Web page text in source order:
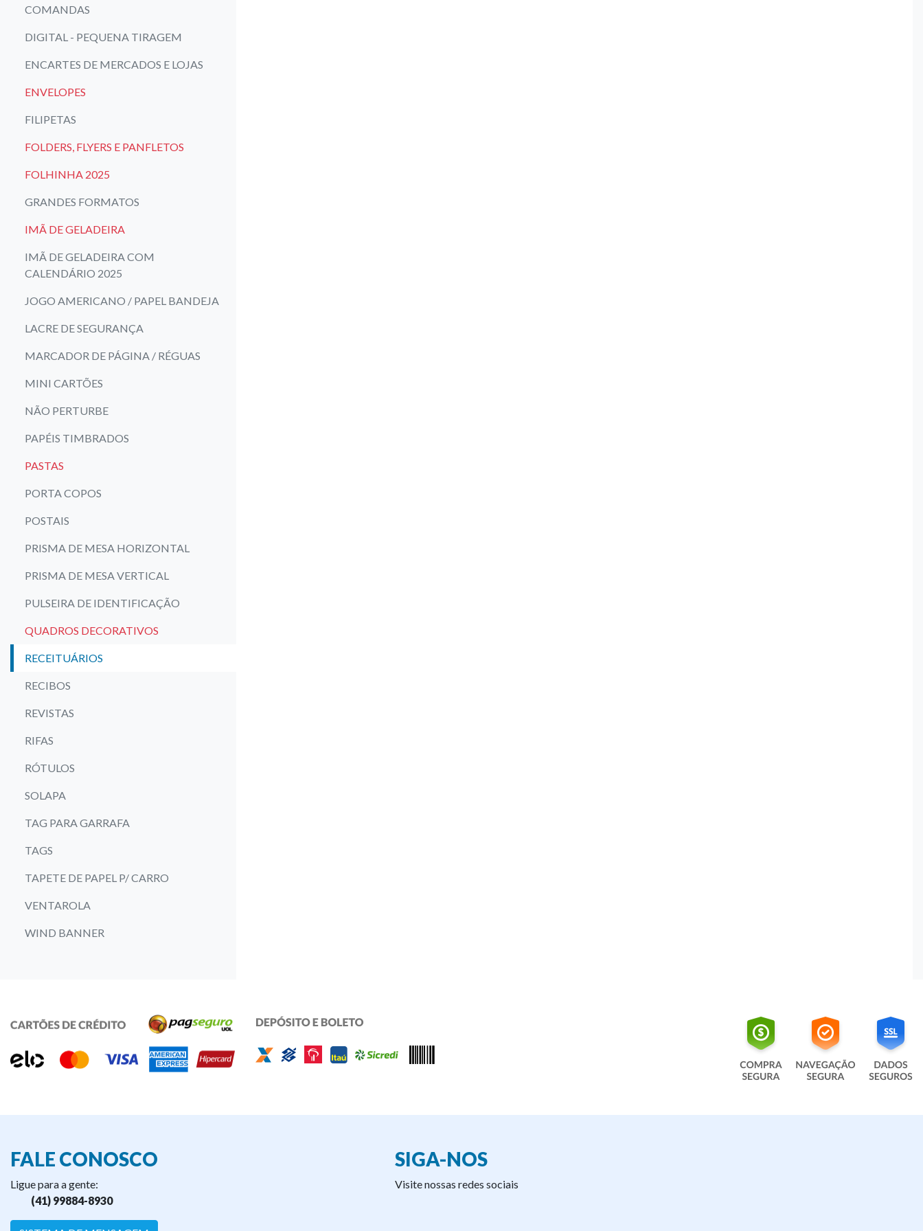
COMANDAS
DIGITAL - PEQUENA TIRAGEM
ENCARTES DE MERCADOS E LOJAS
ENVELOPES
FILIPETAS
FOLDERS, FLYERS E PANFLETOS
FOLHINHA 2025
GRANDES FORMATOS
IMÃ DE GELADEIRA
IMÃ DE GELADEIRA COM
CALENDÁRIO 2025
JOGO AMERICANO / PAPEL BANDEJA
LACRE DE SEGURANÇA
MARCADOR DE PÁGINA / RÉGUAS
MINI CARTÕES
NÃO PERTURBE
PAPÉIS TIMBRADOS
PASTAS
PORTA COPOS
POSTAIS
PRISMA DE MESA HORIZONTAL
PRISMA DE MESA VERTICAL
PULSEIRA DE IDENTIFICAÇÃO
QUADROS DECORATIVOS
RECEITUÁRIOS
RECIBOS
REVISTAS
RIFAS
RÓTULOS
SOLAPA
TAG PARA GARRAFA
TAGS
TAPETE DE PAPEL P/ CARRO
VENTAROLA
WIND BANNER
FALE CONOSCO
Ligue para a gente:
(41) 99884-8930
SIGA-NOS
Visite nossas redes sociais